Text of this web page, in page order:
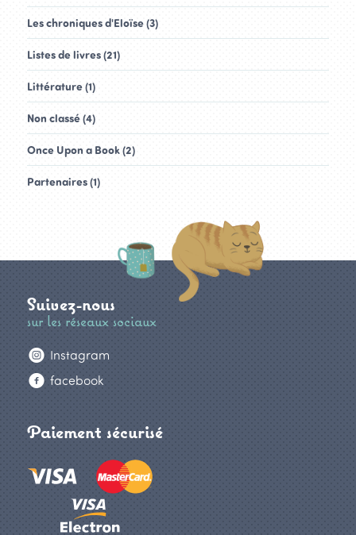
Les chroniques d'Eloïse (3)
Listes de livres (21)
Littérature (1)
Non classé (4)
Once Upon a Book (2)
Partenaires (1)
Suivez-nous
sur les réseaux sociaux
Instagram
facebook
Paiement sécurisé